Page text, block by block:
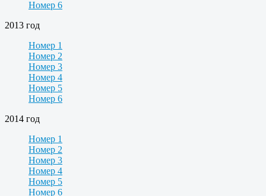
Номер 6
2013 год
Номер 1
Номер 2
Номер 3
Номер 4
Номер 5
Номер 6
2014 год
Номер 1
Номер 2
Номер 3
Номер 4
Номер 5
Номер 6